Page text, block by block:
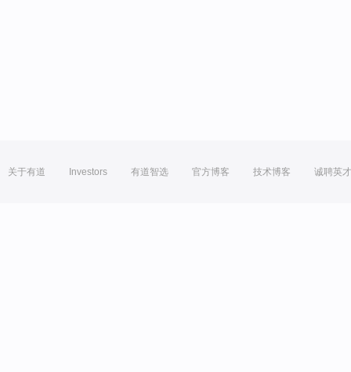
关于有道 Investors 有道智选 官方博客 技术博客 诚聘英才